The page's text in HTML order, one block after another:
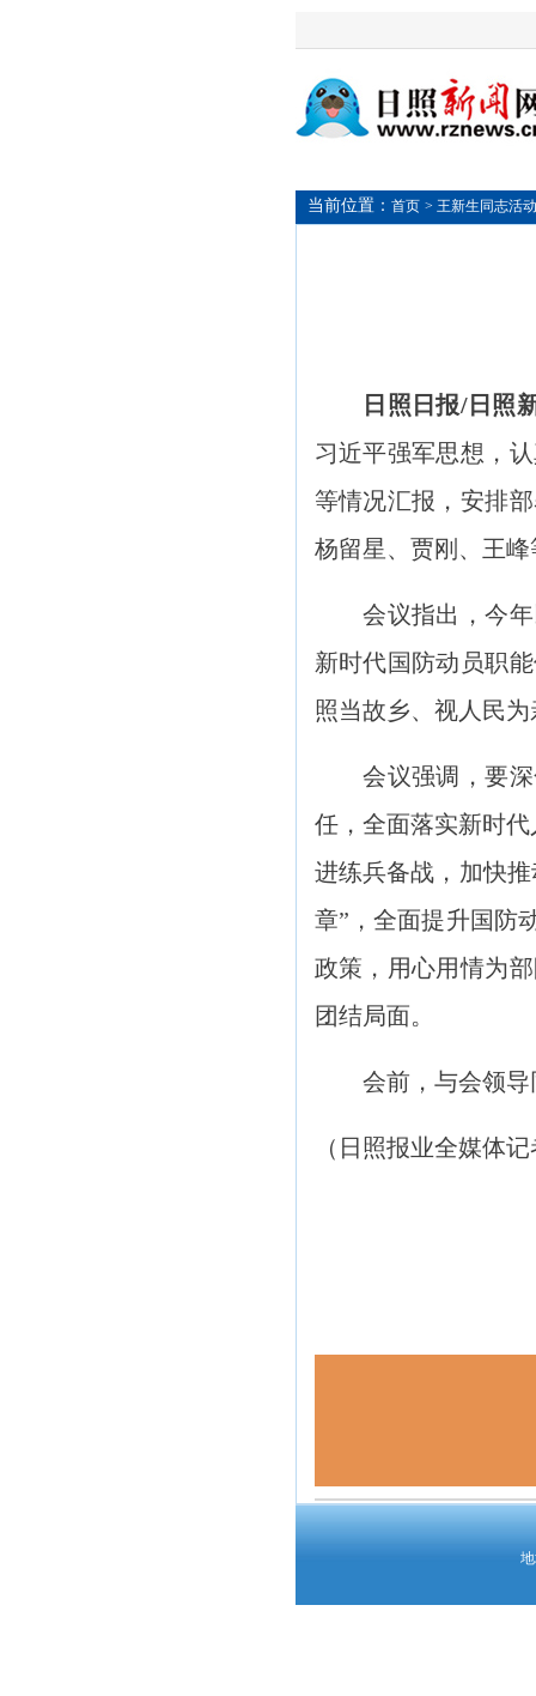
当前位置： 首页 > 王新生同志活
日照日报/日照
习近平强军思想，
等情况汇报，安排
杨留星、贾刚、王
会议指出，今年
新时代国防动员职
照当故乡、视人民
会议强调，要深
任，全面落实新时
进练兵备战，加快
章”，全面提升国防
政策，用心用情为
团结局面。
会前，与会领导
（日照报业全媒体记